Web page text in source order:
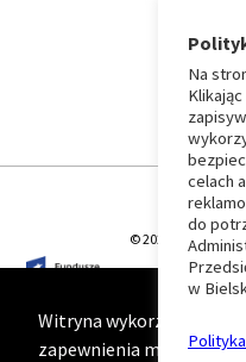
© 2026 T-Matic
Witryna wykorzystuje
zapewnienia
Na
celach
do
w